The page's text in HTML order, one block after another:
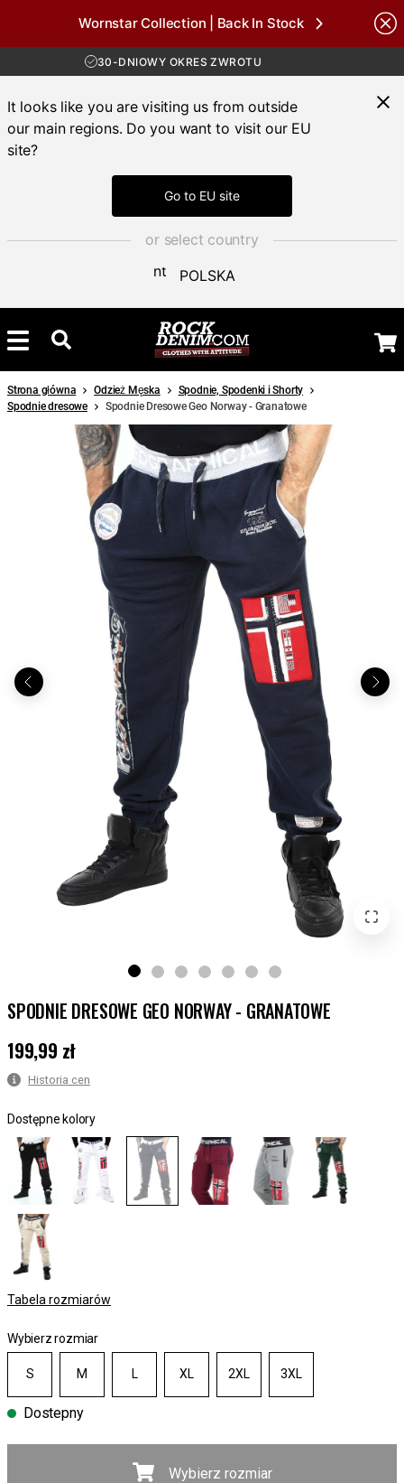
Wornstar Collection | Back In Stock
30-DNIOWY OKRES ZWROTU
DOSTAWA 4-7 DNI
DARMOWA WYSYŁKA POWYŻEJ 450 ZŁ
It looks like you are visiting us from outside
our main regions. Do you want to visit our EU
site?
Go to EU site
or select country
POLSKA
Strona główna Odzież Męska
Spodnie, Spodenki i Shorty
Spodnie dresowe
Spodnie Dresowe Geo Norway - Granatowe
SPODNIE DRESOWE GEO NORWAY - GRANATOWE
Cena :199,99 zł
199,99 zł
Historia cen
Dostępne kolory
Tabela rozmiarów
Wybierz rozmiar
S M L XL 2XL 3XL
Dostepny
Wybierz rozmiar